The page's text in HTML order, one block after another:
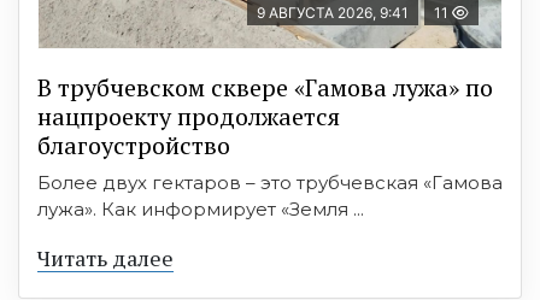
9 АВГУСТА 2026, 9:41 11
В трубчевском сквере «Гамова лужа» по
нацпроекту продолжается
благоустройство
Более двух гектаров – это трубчевская «Гамова
лужа». Как информирует «Земля ...
Читать далее